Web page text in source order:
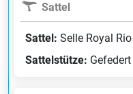
Sattel
Sattel: Selle Royal Rio
Sattelstütze: Gefedert